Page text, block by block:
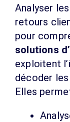
Analyser
retours
pour
solutions
exploitent
décoder
Elles